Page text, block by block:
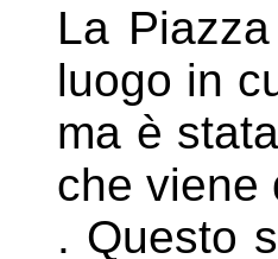
La
luogo in
ma è
che viene
. Questo